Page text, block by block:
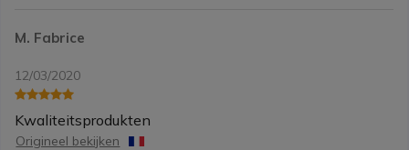
M. Fabrice
12/03/2020
Kwaliteitsprodukten
Origineel bekijken